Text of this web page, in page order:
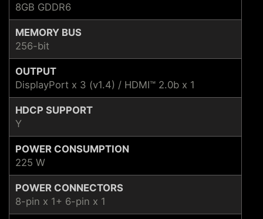
8GB GDDR6
MEMORY BUS
256-bit
OUTPUT
DisplayPort x 3 (v1.4) / HDMI™ 2.0b x 1
HDCP SUPPORT
Y
POWER CONSUMPTION
225 W
POWER CONNECTORS
8-pin x 1+ 6-pin x 1